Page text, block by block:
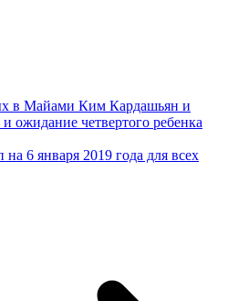
в Майами Ким Кардашьян и
ожидание четвертого ребенка
6 января 2019 года для всех